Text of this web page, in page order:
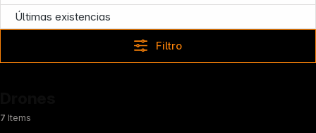
Últimas existencias
Filtro
7 Items